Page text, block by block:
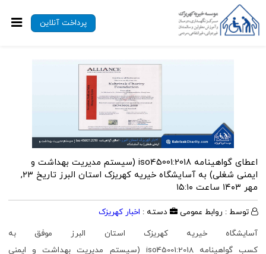
پرداخت آنلاین
اعطای گواهینامه iso45001:2018 (سیستم مدیریت بهداشت و
ایمنی شغلی) به آسایشگاه خیریه کهریزک استان البرز
تاریخ ۲۳,
مهر ۱۴۰۳ ساعت ۱۵:۱۰
توسط : روابط عمومی دسته : اخبار کهریزک
آسایشگاه خیریه کهریزک استان البرز موفق به
کسب گواهینامه iso45001:2018 (سیستم مدیریت بهداشت و ایمنی